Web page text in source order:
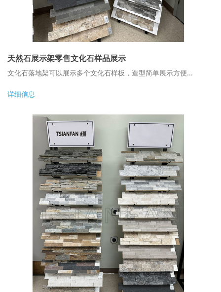
天然石展示架零售文化石样品展示
文化石落地架可以展示多个文化石样板，造型简单展示方便...
详细信息